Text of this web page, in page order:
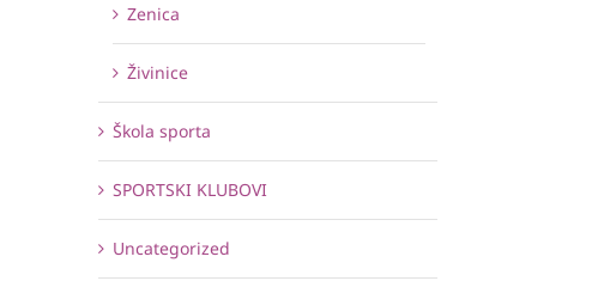
Zenica
Živinice
Škola sporta
SPORTSKI KLUBOVI
Uncategorized